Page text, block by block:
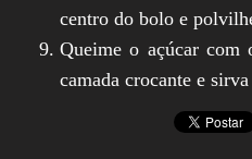
centro do bolo e
Queime o açúcar com
camada crocante e